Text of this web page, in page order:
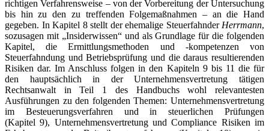
richtigen Verfahrensweise – von der Vorbereitung der Untersuchung
bis hin zu den zu treffenden Folgemaßnahmen – an die Hand
gegeben. In Kapitel 8 stellt der ehemalige Steuerfahnder Herrmann,
sozusagen mit „Insiderwissen“ und als Grundlage für die folgenden
Kapitel, die Ermittlungsmethoden und -kompetenzen von
Steuerfahndung und Betriebsprüfung und die daraus resultierenden
Risiken dar. Im Anschluss folgen in den Kapiteln 9 bis 11 die für
den hauptsächlich in der Unternehmensvertretung tätigen
Rechtsanwalt in Teil 1 des Handbuchs wohl relevantesten
Ausführungen zu den folgenden Themen: Unternehmensvertretung
im Besteuerungsverfahren und in steuerlichen Prüfungen
(Kapitel 9), Unternehmensvertretung und Compliance Risiken im